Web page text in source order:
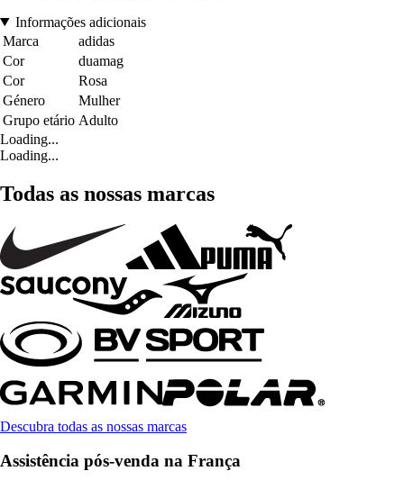
Informações adicionais
Marca
adidas
Cor
duamag
Cor
Rosa
Género
Mulher
Grupo etário Adulto
Loading...
Loading...
Todas as nossas marcas
Descubra todas as nossas marcas
Assistência pós-venda na França